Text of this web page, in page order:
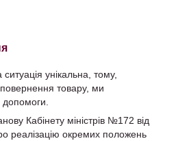
унікальна, тому,
товару, ми
Кабінету міністрів №172 від
реалізацію окремих положень